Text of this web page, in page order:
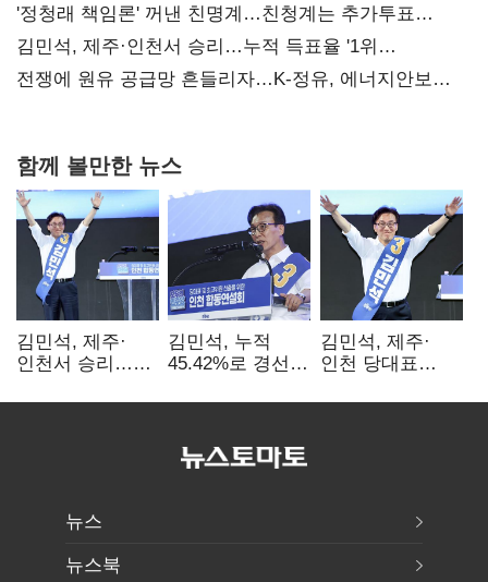
사과부터"
'정청래 책임론' 꺼낸 친명계…친청계는 추가투표
때리기
김민석, 제주·인천서 승리…누적 득표율 '1위
탈환'(종합)
전쟁에 원유 공급망 흔들리자…K-정유, 에너지안보
함께 볼만한 뉴스
김민석, 제주·
인천서 승리…
탈환'(종합)
김민석, 누적
45.42%로 경선
격차
김민석, 제주·
인천 당대표
뉴스
뉴스북